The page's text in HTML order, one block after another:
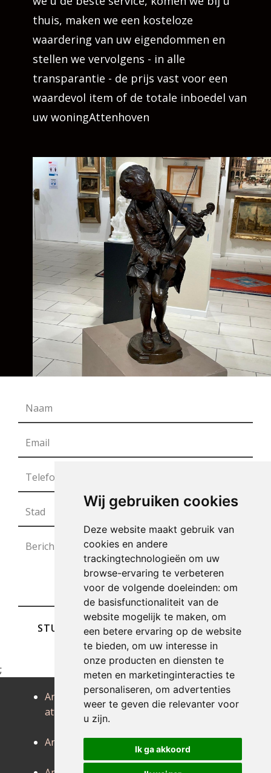
Wij gebruiken cookies
Deze website maakt gebruik van
cookies en andere
trackingtechnologieën om uw
browse-ervaring te verbeteren
voor de volgende doeleinden: om
de basisfunctionaliteit van de
website mogelijk te maken, om
een betere ervaring op de website
te bieden, om uw interesse in
onze producten en diensten te
meten en marketinginteracties te
personaliseren, om advertenties
weer te geven die relevanter voor
u zijn.
Ik ga akkoord
thuis, maken we een kosteloze
waardering van uw eigendommen en
stellen we vervolgens - in alle
transparantie - de prijs vast voor een
waardevol item of de totale inboedel van
uw woningAttenhoven
STUREN
;
Antiek
attenrode
Antiek
averbode
Antiek baal
Antiek
Antiek beert Antiek
begijnendijk
Antiek
beigem